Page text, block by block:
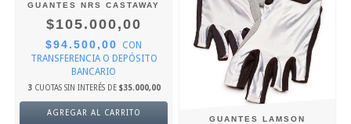
GUANTES NRS CASTAWAY
$105.000,00
$94.500,00
CON
TRANSFERENCIA O DEPÓSITO
BANCARIO
3 CUOTAS SIN INTERÉS DE $35.000,00
AGREGAR AL CARRITO
GUANTES LAMSON